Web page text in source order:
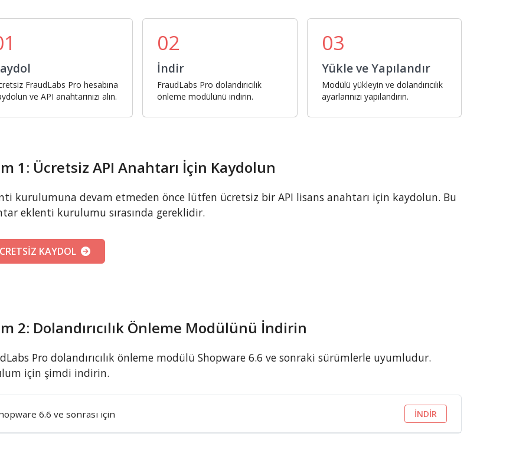
FraudLabs Pro hesabına
ve API anahtarınızı alın.
02
İndir
FraudLabs Pro dolandırıcılık
önleme modülünü indirin.
03
Yükle ve Yapılandır
Modülü yükleyin ve dolandırıcılık
ayarlarınızı yapılandırın.
1: Ücretsiz API Anahtarı İçin Kaydolun
kurulumuna devam etmeden önce lütfen ücretsiz bir API lisans anahtarı için kaydolun. Bu
eklenti kurulumu sırasında gereklidir.
KAYDOL
2: Dolandırıcılık Önleme Modülünü İndirin
Pro dolandırıcılık önleme modülü Shopware 6.6 ve sonraki sürümlerle uyumludur.
için şimdi indirin.
6.6 ve sonrası için İNDİR